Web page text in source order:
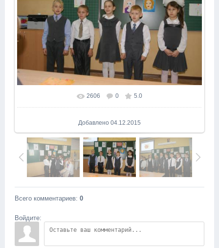
В реальном размере 1600x1064
2606 0 5.0
Добавлено 04.12.2015
Всего комментариев: 0
Войдите: